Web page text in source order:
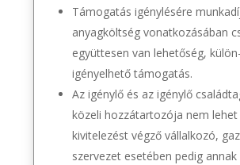
Támogatás igénylésére
anyagköltség vonatkozásában
együttesen van lehetőség,
igényelhető támogatás.
Az igénylő és az igénylő
közeli hozzátartozója nem lehet
kivitelezést végző vállalkozó,
szervezet esetében pedig annak